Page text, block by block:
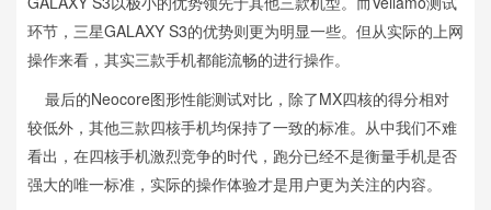
环节，三星GALAXY S3的优势则更为明显一些。但从实际的上网
操作来看，其实三款手机都能流畅的进行操作。
最后的Neocore图形性能测试对比，除了MX四核的得分相对
较低外，其他三款四核手机均保持了一致的标准。从中我们不难
看出，在四核手机激烈竞争的时代，跑分已经不是衡量手机是否
强大的唯一标准，实际的操作体验才是用户更为关注的内容。